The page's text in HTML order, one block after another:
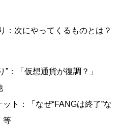
：次にやってくるものとは？
：「仮想通貨が復調？」
ト：「なぜ“FANGは終了”な
等